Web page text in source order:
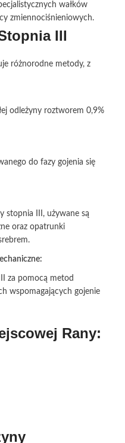
wałków
zmiennociśnieniowych.
III
różnorodne metody, z
odleżyny roztworem 0,9%
do fazy gojenia się
stopnia III, używane są
oraz opatrunki
za pomocą metod
wspomagających gojenie
Rany: